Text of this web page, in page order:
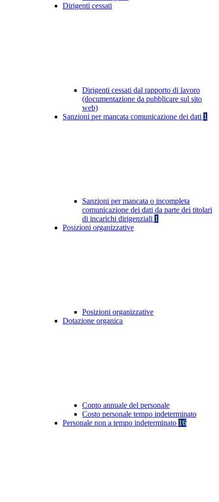
Dirigenti cessati
Dirigenti cessati dal rapporto di lavoro
(documentazione da pubblicare sul sito
web)
Sanzioni per mancata comunicazione dei dati 1
Sanzioni per mancata o incompleta
comunicazione dei dati da parte dei titolari
di incarichi dirigenziali 1
Posizioni organizzative
Posizioni organizzative
Dotazione organica
Conto annuale del personale
Costo personale tempo indeterminato
Personale non a tempo indeterminato 16